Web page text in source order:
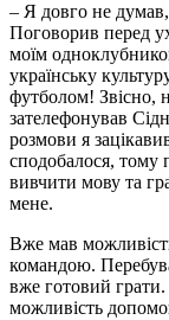
– Я довго не
Поговорив перед
моїм
українську
футболом! Звісно,
зателефонував
розмови я
сподобалося, тому
вивчити мову та
мене.
Вже мав можливість
командою.
вже готовий
можливість